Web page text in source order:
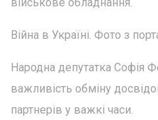
Війна в Україні. Фото з
Народна депутатка Софія
важливість обміну
партнерів у важкі часи.